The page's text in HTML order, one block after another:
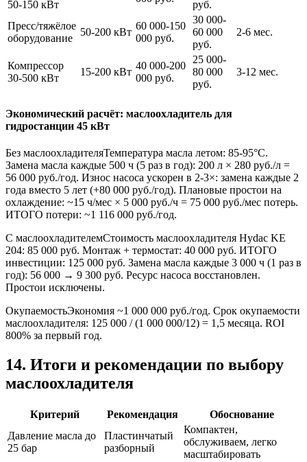
50-150 кВт
руб.
Пресс/тяжёлое
оборудование
50-200 кВт
60 000-150
000 руб.
30 000-
60 000
руб.
2-6 мес.
Компрессор
30-500 кВт
15-200 кВт
40 000-200
000 руб.
25 000-
80 000
руб.
3-12 мес.
Экономический расчёт: маслоохладитель для
гидростанции 45 кВт
Без маслоохладителяТемпература масла летом: 85-95°C.
Замена масла каждые 500 ч (5 раз в год): 200 л × 280 руб./л =
56 000 руб./год. Износ насоса ускорен в 2-3×: замена каждые 2
года вместо 5 лет (+80 000 руб./год). Плановые простои на
охлаждение: ~15 ч/мес × 5 000 руб./ч = 75 000 руб./мес потерь.
ИТОГО потери: ~1 116 000 руб./год.
С маслоохладителемСтоимость маслоохладителя Hydac KE
204: 85 000 руб. Монтаж + термостат: 40 000 руб. ИТОГО
инвестиции: 125 000 руб. Замена масла каждые 3 000 ч (1 раз в
год): 56 000 → 9 300 руб. Ресурс насоса восстановлен.
Простои исключены.
ОкупаемостьЭкономия ~1 000 000 руб./год. Срок окупаемости
маслоохладителя: 125 000 / (1 000 000/12) = 1,5 месяца. ROI
800% за первый год.
14. Итоги и рекомендации по выбору
маслоохладителя
Критерий Рекомендация
Обоснование
Давление масла до
25 бар
Пластинчатый
разборный
Компактен,
обслуживаем, легко
масштабировать